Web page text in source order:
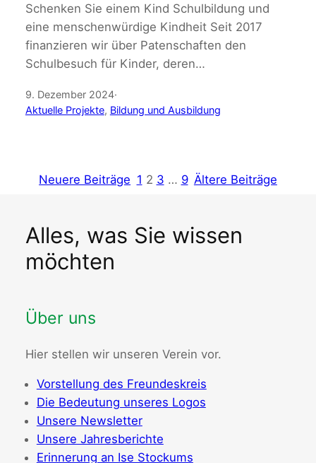
Schenken Sie einem Kind Schulbildung und
eine menschenwürdige Kindheit Seit 2017
finanzieren wir über Patenschaften den
Schulbesuch für Kinder, deren…
9. Dezember 2024·
Aktuelle Projekte, Bildung und Ausbildung
Neuere Beiträge 1 2 3 … 9 Ältere Beiträge
Alles, was Sie wissen
möchten
Über uns
Hier stellen wir unseren Verein vor.
Vorstellung des Freundeskreis
Die Bedeutung unseres Logos
Unsere Newsletter
Unsere Jahresberichte
Erinnerung an Ise Stockums